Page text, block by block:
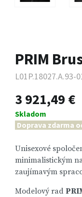
PRIM
L01P.18027.A.93-
3 921,49 €
Skladom
Doprava zdarma
Unisexové
minimalistickým
zaujímavým
Modelový rad